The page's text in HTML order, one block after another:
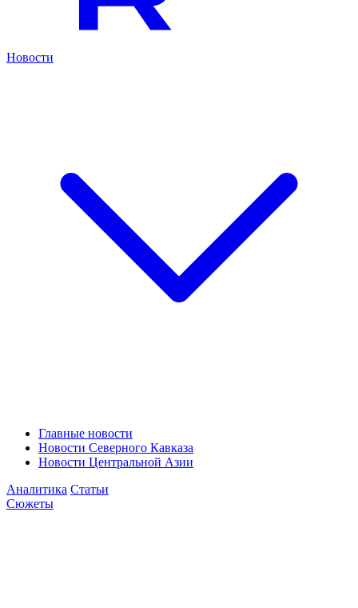
Новости
Главные новости
Новости Северного Кавказа
Новости Центральной Азии
Аналитика Статьи
Сюжеты